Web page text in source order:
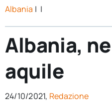
Ricerca e divulgazione
Sezioni
Chi siamo
Albania | |
Albania,
aquile
24/10/2021, Redazione